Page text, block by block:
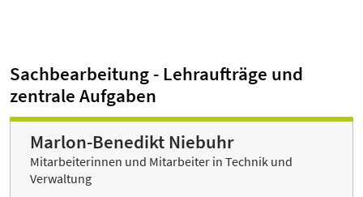
Sachbearbeitung - Lehraufträge und
zentrale Aufgaben
Marlon-Benedikt Niebuhr
Mitarbeiterinnen und Mitarbeiter in Technik und
Verwaltung